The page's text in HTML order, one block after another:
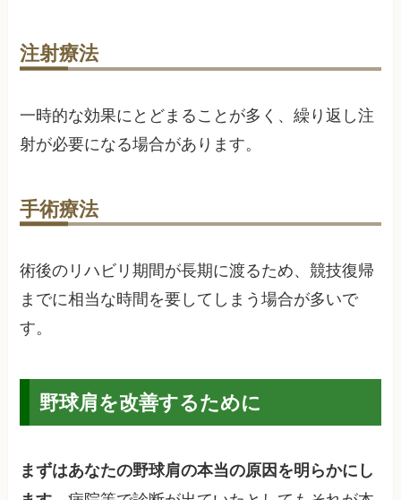
注射療法
一時的な効果にとどまることが多く、繰り返し注
射が必要になる場合があります。
手術療法
術後のリハビリ期間が長期に渡るため、競技復帰
までに相当な時間を要してしまう場合が多いで
す。
野球肩を改善するために
まずはあなたの野球肩の本当の原因を明らかにし